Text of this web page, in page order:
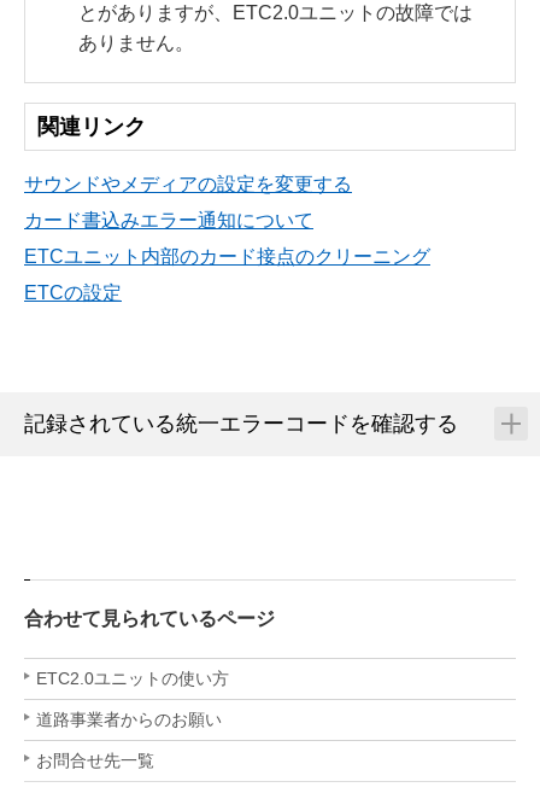
とがありますが、ETC2.0ユニットの故障では
ありません。
関連リンク
サウンドやメディアの設定を変更する
カード書込みエラー通知について
ETCユニット内部のカード接点のクリーニング
ETCの設定
記録されている統一エラーコードを確認する
合わせて見られているページ
ETC2.0ユニットの使い方
道路事業者からのお願い
お問合せ先一覧